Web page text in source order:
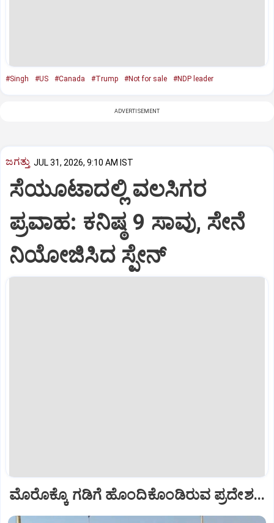
#Singh #US #Canada #Trump #Not for sale #NDP leader
ADVERTISEMENT
ಜಗತ್ತು JUL 31, 2026, 9:10 AM IST
ಸೆಯೂಟಾದಲ್ಲಿ ವಲಸಿಗರ
ಪ್ರವಾಹ: ಕನಿಷ್ಠ 9 ಸಾವು, ಸೇನೆ
ನಿಯೋಜಿಸಿದ ಸ್ಪೇನ್
ಮೊರೊಕ್ಕೊ ಗಡಿಗೆ ಹೊಂದಿಕೊಂಡಿರುವ ಪ್ರದೇಶ...